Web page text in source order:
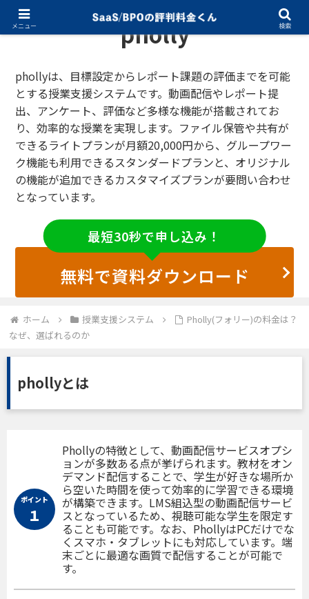
pholly
phollyは、目標設定からレポート課題の評価までを可能
とする授業支援システムです。動画配信やレポート提
出、アンケート、評価など多様な機能が搭載されてお
り、効率的な授業を実現します。ファイル保管や共有が
できるライトプランが月額20,000円から、グループワー
ク機能も利用できるスタンダードプランと、オリジナル
の機能が追加できるカスタマイズプランが要問い合わせ
となっています。
最短30秒で申し込み！
無料で資料ダウンロード
ホーム 授業支援システム
Pholly(フォリー)の料金は？
なぜ、選ばれるのか
phollyとは
ポイント
１
Phollyの特徴として、動画配信サービスオプシ
ョンが多数ある点が挙げられます。教材をオン
デマンド配信することで、学生が好きな場所か
ら空いた時間を使って効率的に学習できる環境
が構築できます。LMS組込型の動画配信サービ
スとなっているため、視聴可能な学生を限定す
ることも可能です。なお、PhollyはPCだけでな
くスマホ・タブレットにも対応しています。端
末ごとに最適な画質で配信することが可能で
す。
メニュー 検索